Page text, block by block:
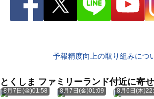
予報精度向上の取り組みにつ
とくしま ファミリーランド付近に寄
8月7日(金)01:58 8月7日(金)01:09 8月6日(木